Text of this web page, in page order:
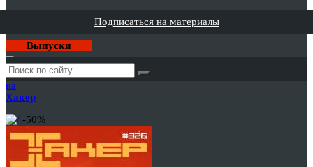
Подписаться на материалы
Выпуски
Годовая
подписка
на
Хакер
-50%